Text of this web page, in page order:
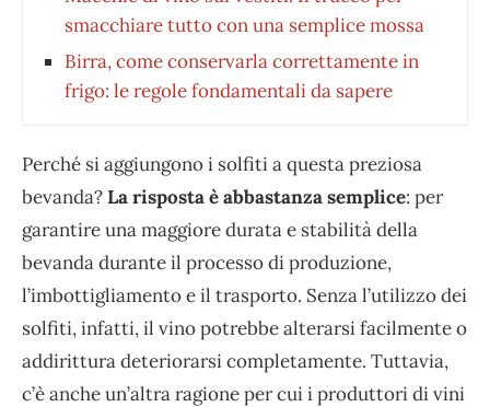
smacchiare tutto con una semplice mossa
Birra, come conservarla correttamente in
frigo: le regole fondamentali da sapere
Perché si aggiungono i solfiti a questa preziosa
bevanda?La risposta è abbastanza semplice: per
garantire una maggiore durata e stabilità della
bevanda durante il processo di produzione,
l’imbottigliamento e il trasporto. Senza l’utilizzo dei
solfiti, infatti, il vino potrebbe alterarsi facilmente o
addirittura deteriorarsi completamente. Tuttavia,
c’è anche un’altra ragione per cui i produttori di vini